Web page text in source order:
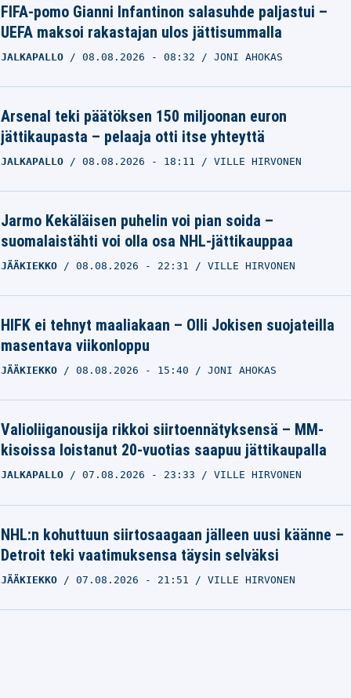
FIFA-pomo Gianni Infantinon salasuhde paljastui –
UEFA maksoi rakastajan ulos jättisummalla
JALKAPALLO 08.08.2026 - 08:32 JONI AHOKAS
Arsenal teki päätöksen 150 miljoonan euron
jättikaupasta – pelaaja otti itse yhteyttä
JALKAPALLO 08.08.2026 - 18:11 VILLE HIRVONEN
Jarmo Kekäläisen puhelin voi pian soida –
suomalaistähti voi olla osa NHL-jättikauppaa
JÄÄKIEKKO 08.08.2026 - 22:31 VILLE HIRVONEN
HIFK ei tehnyt maaliakaan – Olli Jokisen suojateilla
masentava viikonloppu
JÄÄKIEKKO 08.08.2026 - 15:40 JONI AHOKAS
Valioliiganousija rikkoi siirtoennätyksensä – MM-
kisoissa loistanut 20-vuotias saapuu jättikaupalla
JALKAPALLO 07.08.2026 - 23:33 VILLE HIRVONEN
NHL:n kohuttuun siirtosaagaan jälleen uusi käänne –
Detroit teki vaatimuksensa täysin selväksi
JÄÄKIEKKO 07.08.2026 - 21:51 VILLE HIRVONEN